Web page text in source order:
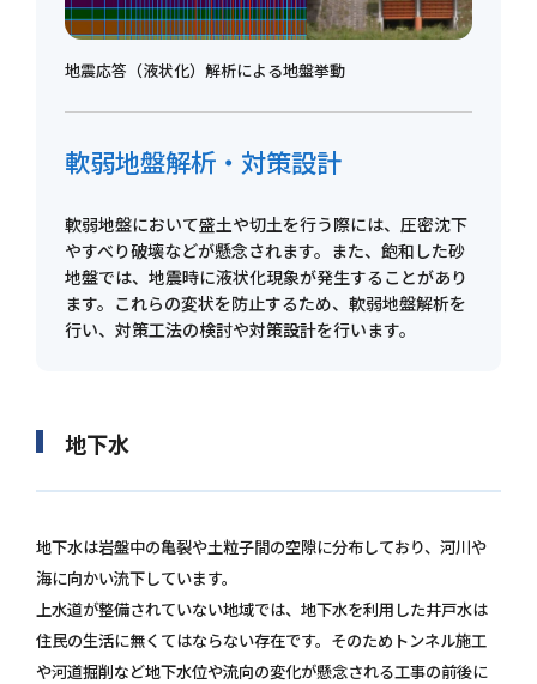
地震応答（液状化）解析による地盤挙動
軟弱地盤解析・対策設計
軟弱地盤において盛土や切土を行う際には、圧密沈下
やすべり破壊などが懸念されます。また、飽和した砂
地盤では、地震時に液状化現象が発生することがあり
ます。これらの変状を防止するため、軟弱地盤解析を
行い、対策工法の検討や対策設計を行います。
地下水
地下水は岩盤中の亀裂や土粒子間の空隙に分布しており、河川や
海に向かい流下しています。
上水道が整備されていない地域では、地下水を利用した井戸水は
住民の生活に無くてはならない存在です。そのためトンネル施工
や河道掘削など地下水位や流向の変化が懸念される工事の前後に